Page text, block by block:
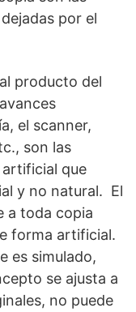
por el
producto del
el scanner,
son las
que
y no natural. El
a toda copia
forma artificial.
es simulado,
se ajusta a
no puede